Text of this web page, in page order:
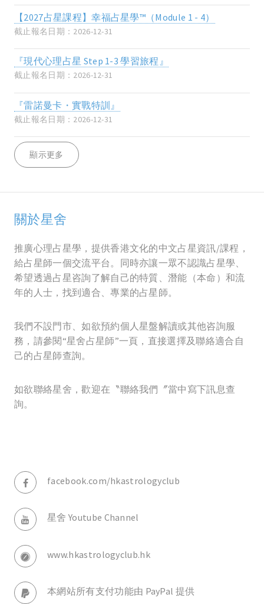
【2027占星課程】幸福占星學™（Module 1 - 4）
截止報名日期：2026-12-31
『現代心理占星 Step 1-3 學習旅程』
截止報名日期：2026-12-31
『雷諾曼卡・實戰特訓』
截止報名日期：2026-12-31
顯示更多
關於星舍
推廣心理占星學，提供香港文化的中文占星資訊/課程，
給占星師一個交流平台。同時亦讓一眾不認識占星學、
希望透過占星咨詢了解自己的特質、潛能（本命）和流
年的人士，找到適合、專業的占星師。
我們不設門市、如欲預約個人星盤解讀或其他咨詢服
務，請參閱“星舍占星師”一頁，直接選擇及聯絡適合自
己的占星師查詢。
如欲聯絡星舍，歡迎在〝聯絡我們〞當中寫下訊息查
詢。
facebook.com/hkastrologyclub
星舍 Youtube Channel
www.hkastrologyclub.hk
本網站所有支付功能由 PayPal 提供